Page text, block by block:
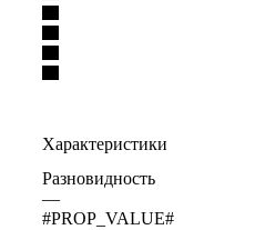
Характеристики
Разновидность
—
#PROP_VALUE#